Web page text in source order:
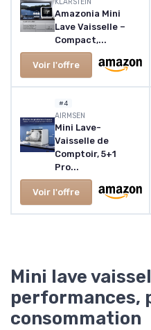
KLARSTEIN
Amazonia Mini
Lave Vaisselle –
Compact,...
Voir l'offre
#4
AIRMSEN
Mini Lave-
Vaisselle de
Comptoir, 5+1
Pro...
Voir l'offre
Mini lave
performances,
consommation